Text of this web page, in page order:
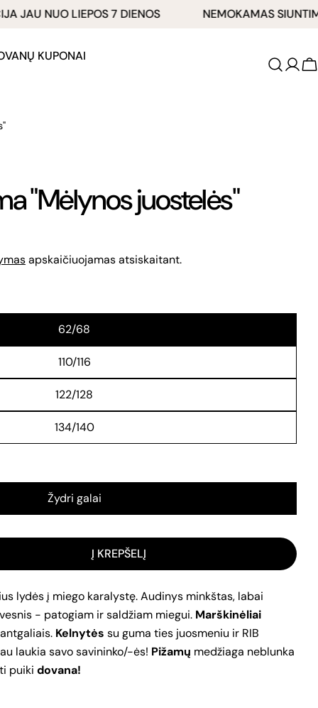
NUO LIEPOS 7 DIENOS NEMOKAMAS
KUPONAI
"Mėlynos juostelės"
apskaičiuojamas atsiskaitant.
62/68
110/116
122/128
134/140
Žydri galai
&QUOT;MĖLYNOS JUOSTELĖS&QUOT; KIEKĮ
VAIKIŠKA PIŽAMA &QUOT;MĖLYNOS
Į KREPŠELĮ
lydės į miego karalystę. Audinys minkštas, labai
- patogiam ir saldžiam miegui. Marškinėliai
Kelnytės su guma ties juosmeniu ir RIB
laukia savo savininko/-ės! Pižamų medžiaga neblunka
puiki dovana!
šiuo produktu
KOPIJUOTI